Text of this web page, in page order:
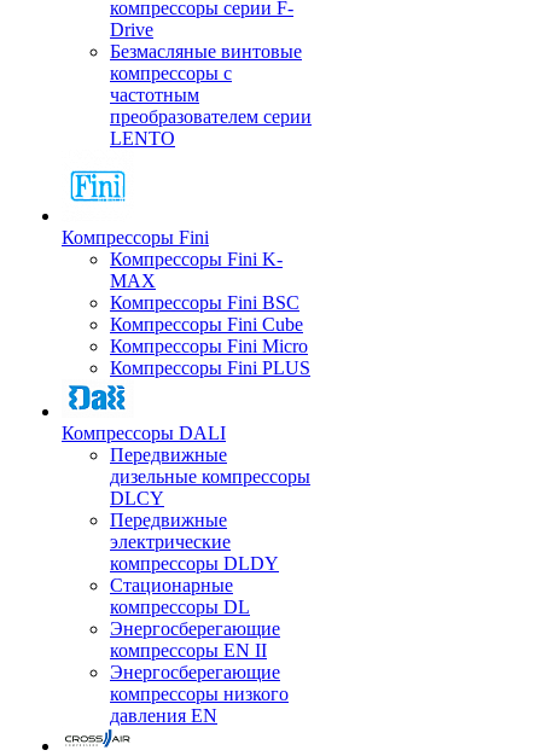
компрессоры серии F-
Drive
Безмасляные винтовые
компрессоры с
частотным
преобразователем серии
LENTO
Компрессоры Fini
Компрессоры Fini K-
MAX
Компрессоры Fini BSC
Компрессоры Fini Cube
Компрессоры Fini Micro
Компрессоры Fini PLUS
Компрессоры DALI
Передвижные
дизельные компрессоры
DLCY
Передвижные
электрические
компрессоры DLDY
Стационарные
компрессоры DL
Энергосберегающие
компрессоры EN II
Энергосберегающие
компрессоры низкого
давления EN